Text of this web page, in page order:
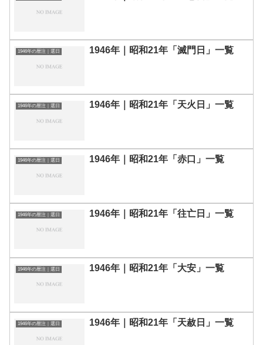
1946年の暦注｜選日 1946年｜昭和21年「滅門日」一覧
1946年の暦注｜選日 1946年｜昭和21年「天火日」一覧
1946年の暦注｜選日 1946年｜昭和21年「赤口」一覧
1946年の暦注｜選日 1946年｜昭和21年「往亡日」一覧
1946年の暦注｜選日 1946年｜昭和21年「大安」一覧
1946年の暦注｜選日 1946年｜昭和21年「天赦日」一覧